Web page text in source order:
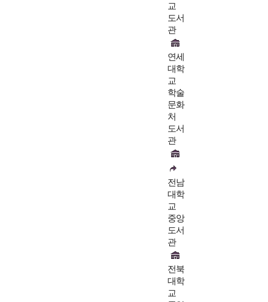
교
도서
관
연세
대학
교
학술
문화
처
도서
관
전남
대학
교
중앙
도서
관
전북
대학
교